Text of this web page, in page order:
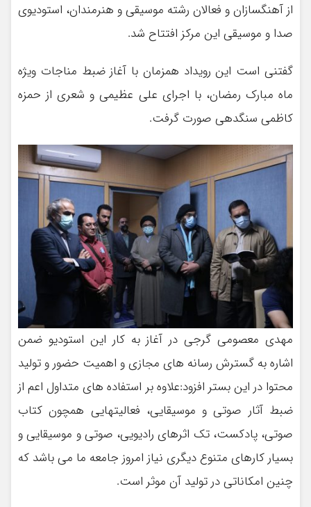
از آهنگسازان و فعالان رشته موسیقی و هنرمندان، استودیوی
صدا و موسیقی این مرکز افتتاح شد.
گفتنی است این رویداد همزمان با آغاز ضبط مناجات ویژه
ماه مبارک رمضان، با اجرای علی عظیمی و شعری از حمزه
کاظمی سنگدهی صورت گرفت.
مهدی معصومی گرجی در آغاز به کار این استودیو ضمن
اشاره به گسترش رسانه های مجازی و اهمیت حضور و تولید
محتوا در این بستر افزود:علاوه بر استفاده های متداول اعم از
ضبط آثار صوتی و موسیقایی، فعالیتهایی همچون کتاب
صوتی، پادکست، تک اثرهای رادیویی، صوتی و موسیقایی و
بسیار کارهای متنوع دیگری نیاز امروز جامعه ما می باشد که
چنین امکاناتی در تولید آن موثر است.